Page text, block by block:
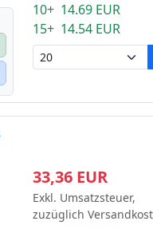
10+ 14.69 EUR
15+ 14.54 EUR
33,36 EUR
Exkl. Umsatzsteuer,
zuzüglich